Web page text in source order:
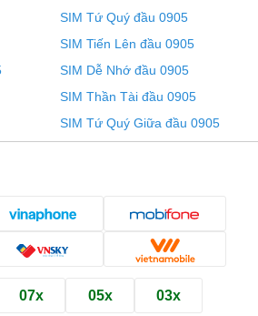
SIM Tứ Quý đầu 0905
SIM Tiến Lên đầu 0905
SIM Dễ Nhớ đầu 0905
SIM Thần Tài đầu 0905
SIM Tứ Quý Giữa đầu 0905
07x 05x 03x